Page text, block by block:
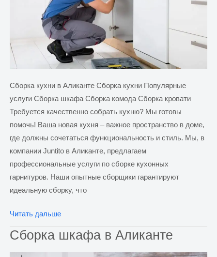
Сборка кухни в Аликанте Сборка кухни Популярные
услуги Сборка шкафа Сборка комода Сборка кровати
Требуется качественно собрать кухню? Мы готовы
помочь! Ваша новая кухня – важное пространство в доме,
где должны сочетаться функциональность и стиль. Мы, в
компании Juntito в Аликанте, предлагаем
профессиональные услуги по сборке кухонных
гарнитуров. Наши опытные сборщики гарантируют
идеальную сборку, что
Сборка
кухни
в
Аликанте
Читать дальше
Сборка шкафа в Аликанте